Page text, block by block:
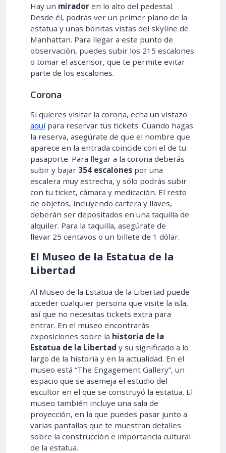
Hay un mirador en lo alto del pedestal.
Desde él, podrás ver un primer plano de la
estatua y unas bonitas vistas del skyline de
Manhattan. Para llegar a este punto de
observación, puedes subir los 215 escalones
o tomar el ascensor, que te permite evitar
parte de los escalones.
Corona
Si quieres visitar la corona, echa un vistazo
aquípara reservar tus tickets. Cuando hagas
la reserva, asegúrate de que el nombre que
aparece en la entrada coincide con el de tu
pasaporte. Para llegar a la corona deberás
subir y bajar 354 escalones por una
escalera muy estrecha, y sólo podrás subir
con tu ticket, cámara y medicación. El resto
de objetos, incluyendo cartera y llaves,
deberán ser depositados en una taquilla de
alquiler. Para la taquilla, asegúrate de
llevar 25 centavos o un billete de 1 dólar.
El Museo de la Estatua de la
Libertad
Al Museo de la Estatua de la Libertad puede
acceder cualquier persona que visite la isla,
así que no necesitas tickets extra para
entrar. En el museo encontrarás
exposiciones sobre la historia de la
Estatua de la Libertad y su significado a lo
largo de la historia y en la actualidad. En el
museo está “The Engagement Gallery”, un
espacio que se asemeja el estudio del
escultor en el que se construyó la estatua. El
museo también incluye una sala de
proyección, en la que puedes pasar junto a
varias pantallas que te muestran detalles
sobre la construcción e importancia cultural
de la estatua.